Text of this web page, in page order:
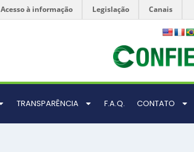
Acesso à informação Legislação Canais
TRANSPARÊNCIA F.A.Q. CONTATO